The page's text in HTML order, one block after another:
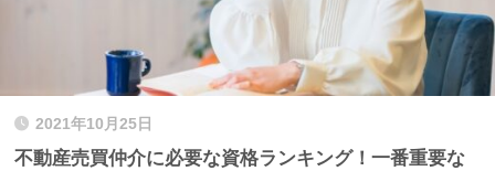
2021年10月25日
不動産売買仲介に必要な資格ランキング！一番重要な